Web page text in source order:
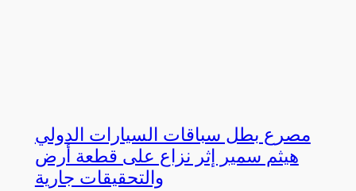
مصرع بطل سباقات السيارات الدولي
هيثم سمير إثر نزاع على قطعة أرض
والتحقيقات جارية